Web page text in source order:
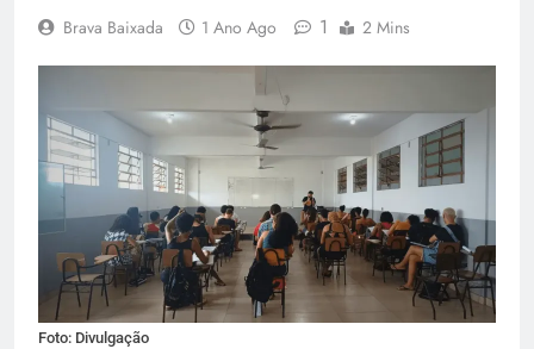
Brava Baixada 1 Ano Ago 1 2 Mins
Foto: Divulgação